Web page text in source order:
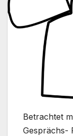
Betrachtet
Gesprächs-